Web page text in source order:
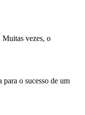
Muitas vezes, o
o sucesso de um